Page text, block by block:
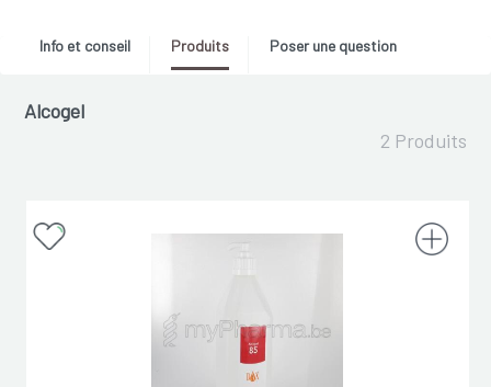
Info et conseil Produits Poser une question
Alcogel
2 Produits